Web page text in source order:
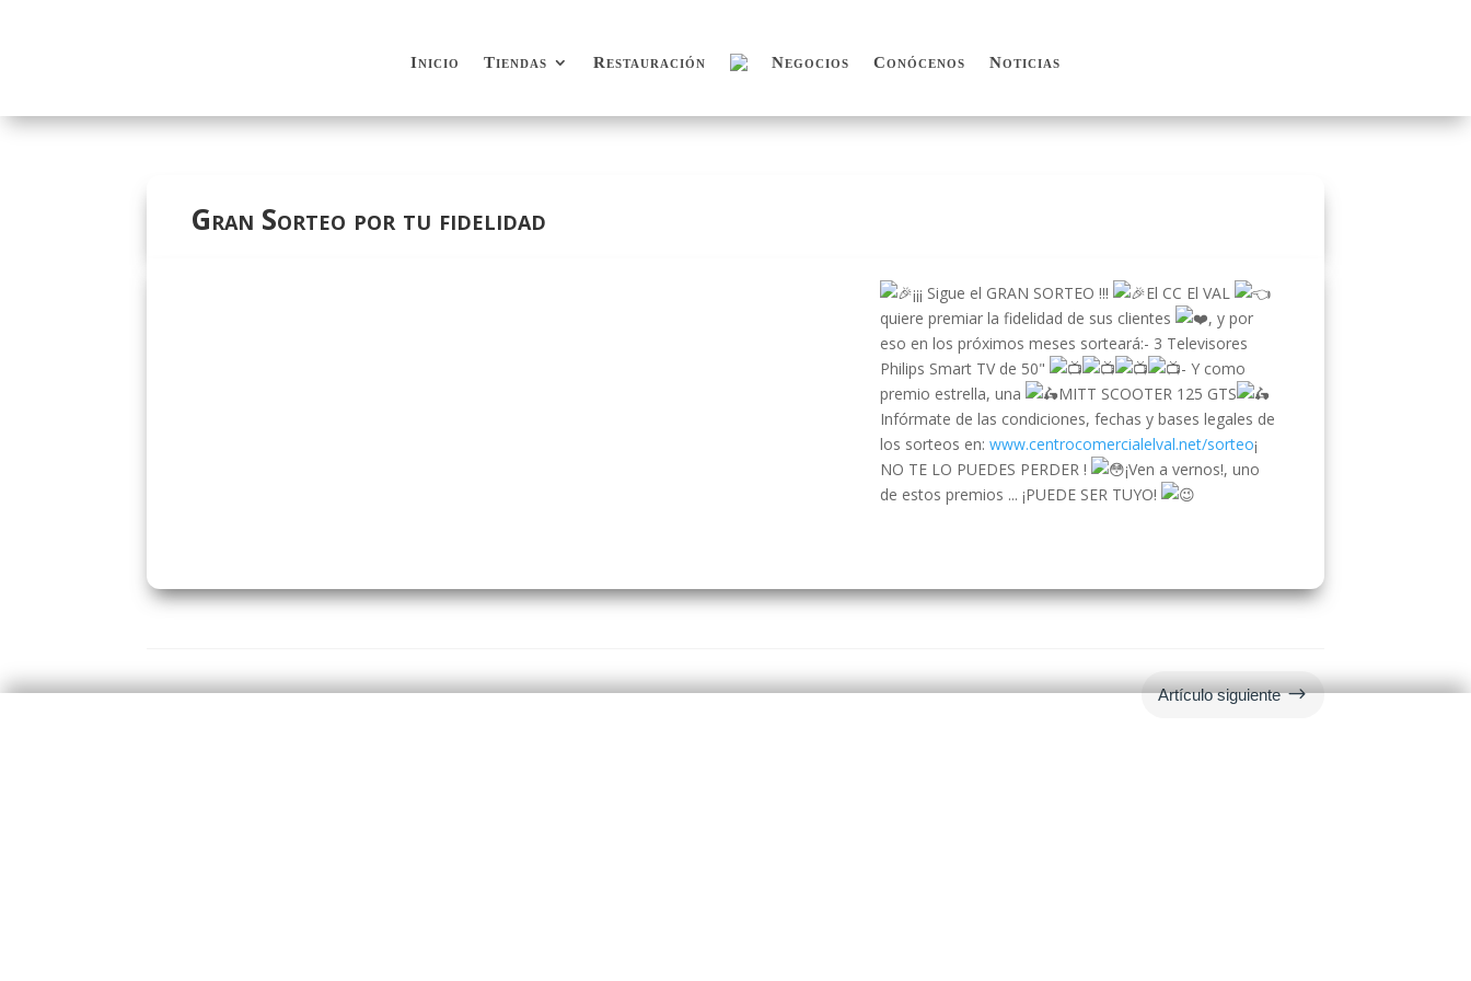
Inicio Tiendas Restauración Negocios Conócenos Noticias
Inicio Tiendas Restauración Negocios Conócenos Noticias
Gran Sorteo por tu fidelidad
¡¡¡ Sigue el GRAN SORTEO !!!
El CC El VAL
quiere premiar la fidelidad de sus clientes
, y por
eso en los próximos meses sorteará:- 3 Televisores
Philips Smart TV de 50"
- Y como
premio estrella, una
MITT SCOOTER 125 GTS
Infórmate de las condiciones, fechas y bases legales de
los sorteos en:www.centrocomercialelval.net/sorteo¡
NO TE LO PUEDES PERDER !
¡Ven a vernos!, uno
de estos premios ... ¡PUEDE SER TUYO!
Artículo siguiente $